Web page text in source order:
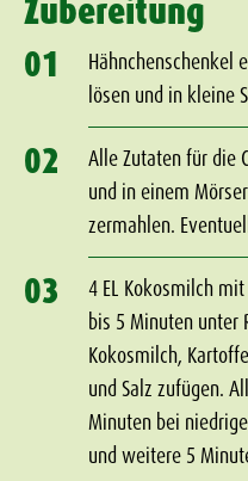
Zubereitung
01
Hähnchenschenkel
lösen und in kleine
02
Alle Zutaten für die
und in einem
zermahlen.
03
4 EL Kokosmilch
bis 5 Minuten unter
Kokosmilch,
und Salz zufügen.
Minuten bei
und weitere 5